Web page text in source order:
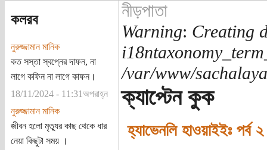
কলরব
নুরুজ্জামান মানিক
কত সস্তা স্বপ্নের দাফন, না
লাগে কফিন না লাগে কাফন।
18/11/2024 - 11:31অপরাহ্ন
নুরুজ্জামান মানিক
জীবন হলো মৃত্যুর কাছ থেকে ধার
নেয়া কিছুটা সময় ।
নীড়পাতা
Warning: Creating
/var/www/
ক্যাপ্টেন কুক
হ্যাভেনলি হাওয়াইইঃ পর্ব